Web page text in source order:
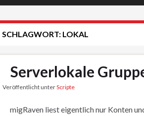
SCHLAGWORT: LOKAL
Serverlokale
Veröffentlicht unterScripte
migRaven liest eigentlich nur Konten